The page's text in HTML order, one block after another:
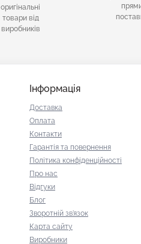
оригінальні
товари від
виробників
Інформація
Доставка
Оплата
Контакти
Гарантія та повернення
Політика конфіденційності
Про нас
Відгуки
Блог
Зворотній зв'язок
Карта сайту
Виробники